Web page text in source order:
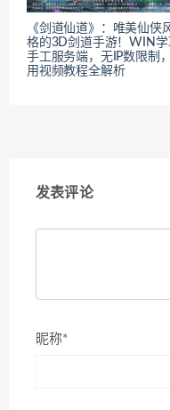
《剑道仙道》：唯美仙侠
格的3D剑道手游！WIN学
手工服务端，无IP数限制
用视频教程全解析
发表评论
昵称*